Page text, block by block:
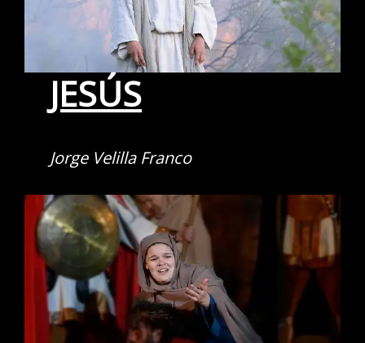
JESÚS
Jorge Velilla Franco